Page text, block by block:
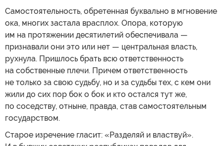
Самостоятельность, обретенная буквально в мгновение
ока, многих застала врасплох. Опора, которую
им на протяжении десятилетий обеспечивала —
признавали они это или нет — центральная власть,
рухнула. Пришлось брать всю ответственность
на собственные плечи. Причем ответственность
не только за свою судьбу, но и за судьбы тех, с кем они
жили до сих пор бок о бок и кто остался тут же,
по соседству, отныне, правда, став самостоятельным
государством.
Старое изречение гласит: «Разделяй и властвуй».